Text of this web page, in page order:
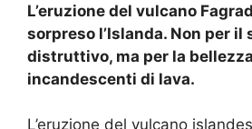
L’eruzione del vulcano
sorpreso l’Islanda. Non per il
distruttivo, ma per la
incandescenti di lava.
L’eruzione del vulcano